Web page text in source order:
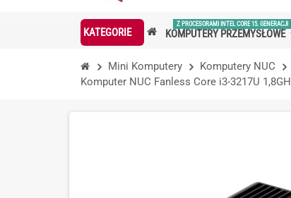
KATEGORIE KOMPUTERY PRZEMYSŁOWE
Z PROCESORAMI INTEL CORE 15. GENERACJI
Mini Komputery Komputery NUC
Komputer NUC Fanless Core i3-3217U